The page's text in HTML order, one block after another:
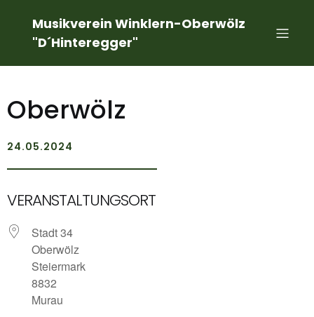
Musikverein Winklern-Oberwölz
"D´Hinteregger"
Oberwölz
24.05.2024
VERANSTALTUNGSORT
Stadt 34
Oberwölz
Steiermark
8832
Murau